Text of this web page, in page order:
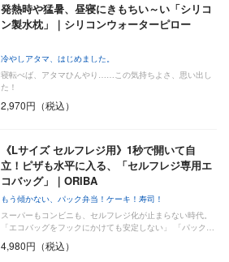
発熱時や猛暑、昼寝にきもちい～い「シリコ
ン製水枕」｜シリコンウォーターピロー
冷やしアタマ、はじめました。
寝転べば、アタマひんやり……この気持ちよさ、思い出し
た！
2,970円（税込）
《Lサイズ セルフレジ用》1秒で開いて自
立！ピザも水平に入る、「セルフレジ専用エ
コバッグ」｜ORIBA
もう傾かない、パック弁当！ケーキ！寿司！
スーパーもコンビニも、セルフレジ化が止まらない時代。
「エコバッグをフックにかけても安定しない」 「パック…
4,980円（税込）